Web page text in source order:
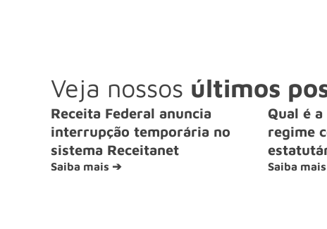
Veja nossos últimos
Receita Federal anuncia
interrupção temporária no
sistema Receitanet
Saiba mais ➔
Qual é
regime
Saiba